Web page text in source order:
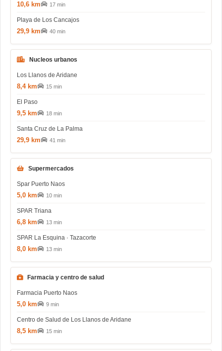
10,6 km 17 min
Playa de Los Cancajos
29,9 km 40 min
Nucleos urbanos
Los Llanos de Aridane
8,4 km 15 min
El Paso
9,5 km 18 min
Santa Cruz de La Palma
29,9 km 41 min
Supermercados
Spar Puerto Naos
5,0 km 10 min
SPAR Triana
6,8 km 13 min
SPAR La Esquina · Tazacorte
8,0 km 13 min
Farmacia y centro de salud
Farmacia Puerto Naos
5,0 km 9 min
Centro de Salud de Los Llanos de Aridane
8,5 km 15 min